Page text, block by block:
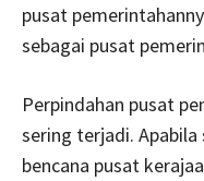
pusat
sebagai pusat
Perpindahan pusat
sering terjadi.
bencana pusat